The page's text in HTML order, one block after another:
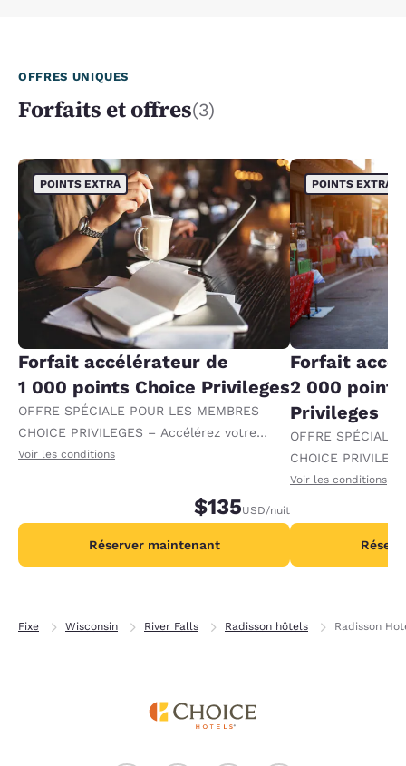
OFFRES UNIQUES
Forfaits et offres(3)
POINTS EXTRA
Forfait accélérateur de
1 000 points Choice Privileges
OFFRE SPÉCIALE POUR LES MEMBRES
CHOICE PRIVILEGES – Accélérez votre
progression vers des récompenses en
Voir les conditions
$135USD/nuit
Réserver maintenant
POINTS EXTRA
Forfait
2 000
Privileges
OFFRE SPÉCIALE
CHOICE
progression vers
par nuit.
Voir les conditions
Fixe Wisconsin River Falls Radisson hôtels Radisson